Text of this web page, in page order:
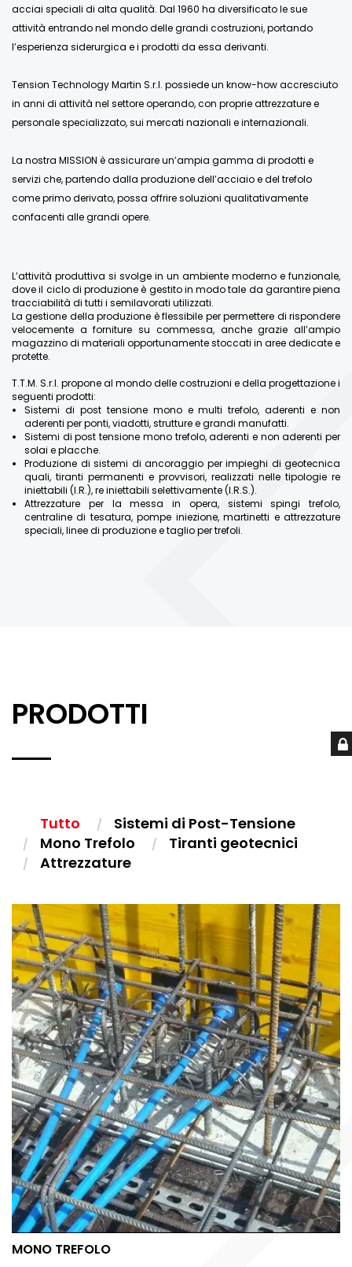
acciai speciali di alta qualità. Dal 1960 ha diversificato le sue
attività entrando nel mondo delle grandi costruzioni, portando
l’esperienza siderurgica e i prodotti da essa derivanti.
Tension Technology Martin S.r.l. possiede un know-how accresciuto
in anni di attività nel settore operando, con proprie attrezzature e
personale specializzato, sui mercati nazionali e internazionali.
La nostra MISSION è assicurare un’ampia gamma di prodotti e
servizi che, partendo dalla produzione dell’acciaio e del trefolo
come primo derivato, possa offrire soluzioni qualitativamente
confacenti alle grandi opere.
L’attività produttiva si svolge in un ambiente moderno e funzionale,
dove il ciclo di produzione è gestito in modo tale da garantire piena
tracciabilità di tutti i semilavorati utilizzati.
La gestione della produzione è flessibile per permettere di rispondere
velocemente a forniture su commessa, anche grazie all’ampio
magazzino di materiali opportunamente stoccati in aree dedicate e
protette.
T.T.M. S.r.l. propone al mondo delle costruzioni e della progettazione i
seguenti prodotti:
Sistemi di post tensione mono e multi trefolo, aderenti e non
aderenti per ponti, viadotti, strutture e grandi manufatti.
Sistemi di post tensione mono trefolo, aderenti e non aderenti per
solai e placche.
Produzione di sistemi di ancoraggio per impieghi di geotecnica
quali, tiranti permanenti e provvisori, realizzati nelle tipologie re
iniettabili (I.R.), re iniettabili selettivamente (I.R.S.).
Attrezzature per la messa in opera, sistemi spingi trefolo,
centraline di tesatura, pompe iniezione, martinetti e attrezzature
speciali, linee di produzione e taglio per trefoli.
PRODOTTI
Tutto
Sistemi di Post-Tensione
Mono Trefolo
Tiranti geotecnici
Attrezzature
MONO TREFOLO
MONO TREFOLO